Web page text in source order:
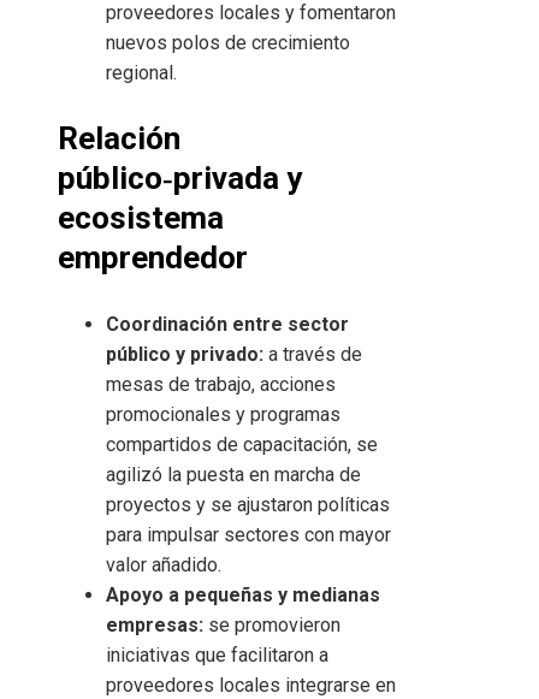
proveedores locales y fomentaron
nuevos polos de crecimiento
regional.
Relación
público‑privada y
ecosistema
emprendedor
Coordinación entre sector
público y privado: a través de
mesas de trabajo, acciones
promocionales y programas
compartidos de capacitación, se
agilizó la puesta en marcha de
proyectos y se ajustaron políticas
para impulsar sectores con mayor
valor añadido.
Apoyo a pequeñas y medianas
empresas: se promovieron
iniciativas que facilitaron a
proveedores locales integrarse en